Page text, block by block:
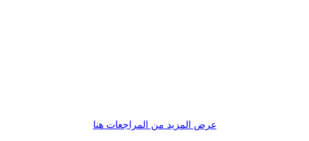
عرض المزيد من المراجعات هنا